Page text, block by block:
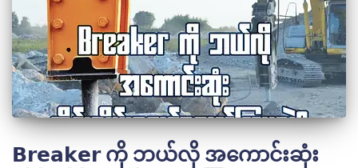
𝗕𝗿𝗲𝗮𝗸𝗲𝗿 ကို ဘယ်လို အကောင်းဆုံး